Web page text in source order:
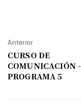
Anterior
CURSO DE
COMUNICACIÓN -
PROGRAMA 5